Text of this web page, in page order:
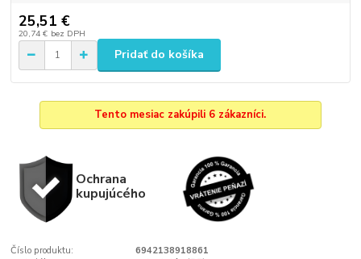
25,51 €
20,74 € bez DPH
Pridať do košíka
Tento mesiac zakúpili 6 zákazníci.
Ochrana
kupujúcého
Číslo produktu:
6942138918861